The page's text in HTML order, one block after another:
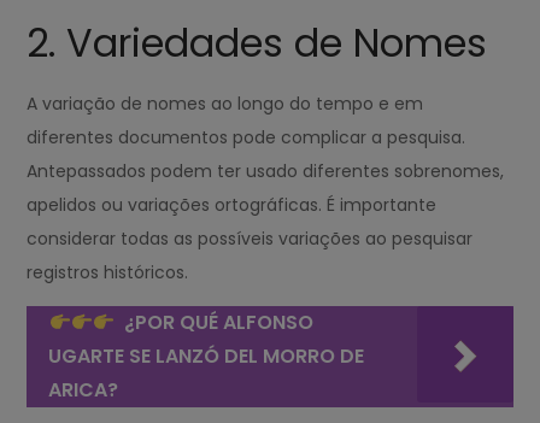
2. Variedades de Nomes
A variação de nomes ao longo do tempo e em
diferentes documentos pode complicar a pesquisa.
Antepassados podem ter usado diferentes sobrenomes,
apelidos ou variações ortográficas. É importante
considerar todas as possíveis variações ao pesquisar
registros históricos.
¿POR QUÉ ALFONSO
UGARTE SE LANZÓ DEL MORRO DE
ARICA?